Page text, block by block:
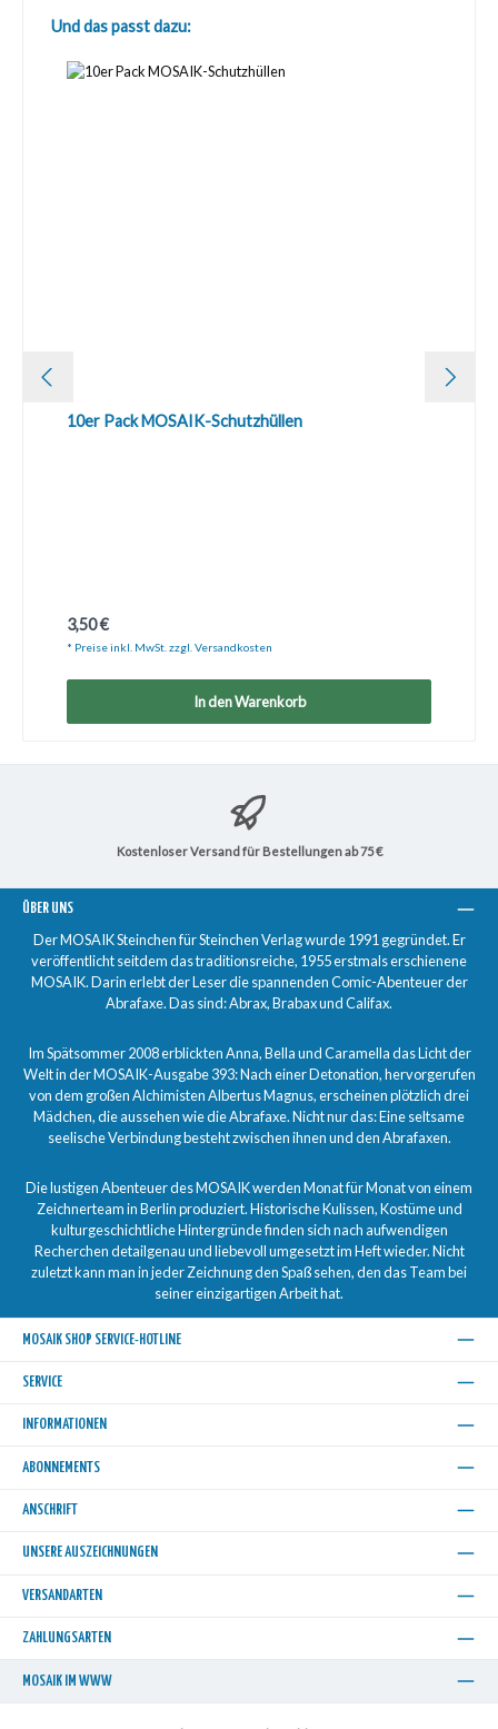
Produktgalerie überspringen
Und das passt dazu:
10er Pack MOSAIK-Schutzhüllen
Regulärer Preis:
3,50 €
* Preise inkl. MwSt. zzgl. Versandkosten
In den Warenkorb
Kostenloser Versand für Bestellungen ab 75 €
ÜBER UNS
Der MOSAIK Steinchen für Steinchen Verlag wurde 1991 gegründet. Er
veröffentlicht seitdem das traditionsreiche, 1955 erstmals erschienene
MOSAIK. Darin erlebt der Leser die spannenden Comic-Abenteuer der
Abrafaxe. Das sind: Abrax, Brabax und Califax.
Im Spätsommer 2008 erblickten Anna, Bella und Caramella das Licht der
Welt in der MOSAIK-Ausgabe 393: Nach einer Detonation, hervorgerufen
von dem großen Alchimisten Albertus Magnus, erscheinen plötzlich drei
Mädchen, die aussehen wie die Abrafaxe. Nicht nur das: Eine seltsame
seelische Verbindung besteht zwischen ihnen und den Abrafaxen.
Die lustigen Abenteuer des MOSAIK werden Monat für Monat von einem
Zeichnerteam in Berlin produziert. Historische Kulissen, Kostüme und
kulturgeschichtliche Hintergründe finden sich nach aufwendigen
Recherchen detailgenau und liebevoll umgesetzt im Heft wieder. Nicht
zuletzt kann man in jeder Zeichnung den Spaß sehen, den das Team bei
seiner einzigartigen Arbeit hat.
MOSAIK SHOP SERVICE-HOTLINE
SERVICE
INFORMATIONEN
ABONNEMENTS
ANSCHRIFT
UNSERE AUSZEICHNUNGEN
VERSANDARTEN
ZAHLUNGSARTEN
MOSAIK IM WWW